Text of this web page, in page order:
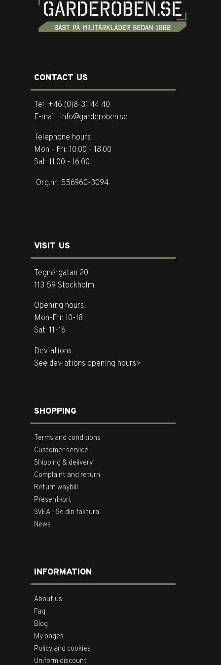
CONTACT US
Tel. +46 (0)8-31 44 40
E-mail. info@garderoben.se
Telephone hours:
Mon - Fri: 10.00 - 18.00
Sat: 11.00 - 16.00
Org.nr: 556960-3094
VISIT US
Tegnérgatan 20
113 59 Stockholm
Opening hours:
Mon-Fri: 10-18
Sat: 11-16
Deviations:
See deviations opening hours>
SHOPPING
Terms and conditions
Customer service
Shipping & delivery
Complaint and return
Return waybill
Presentkort
SVEA - Se din faktura
News
INFORMATION
About us
Faq
Blog
My pages
Policy and cookies
Uniform discount